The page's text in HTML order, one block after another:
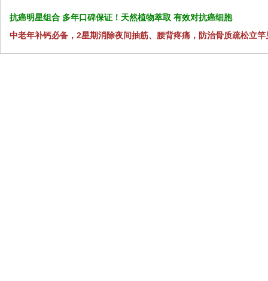
抗癌明星组合 多年口碑保证！天然植物萃取 有效对抗癌细胞
中老年补钙必备，2星期消除夜间抽筋、腰背疼痛，防治骨质疏松立竿